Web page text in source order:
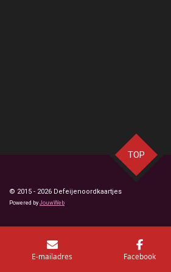
TOP
© 2015 - 2026 Defeijenoordkaartjes
Powered by JouwWeb
E-mailadres Facebook